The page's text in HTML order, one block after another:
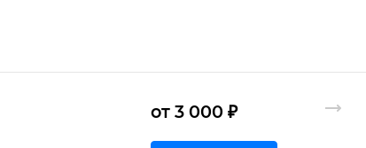
от 3 000 ₽